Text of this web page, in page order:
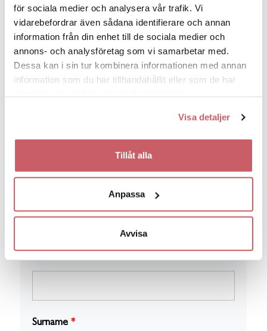
för sociala medier och analysera vår trafik. Vi
vidarebefordrar även sådana identifierare och annan
information från din enhet till de sociala medier och
annons- och analysföretag som vi samarbetar med.
Dessa kan i sin tur kombinera informationen med annan
information som du har tillhandahållit eller som de har
Visa detaljer
Tillåt alla
Anpassa
Avvisa
Other Information
Surname *